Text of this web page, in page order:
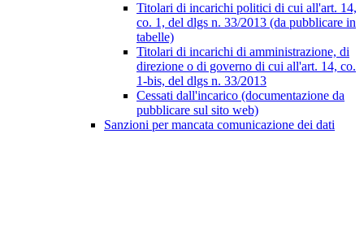
Titolari di incarichi politici di cui all'art. 14,
co. 1, del dlgs n. 33/2013 (da pubblicare in
tabelle)
Titolari di incarichi di amministrazione, di
direzione o di governo di cui all'art. 14, co.
1-bis, del dlgs n. 33/2013
Cessati dall'incarico (documentazione da
pubblicare sul sito web)
Sanzioni per mancata comunicazione dei dati